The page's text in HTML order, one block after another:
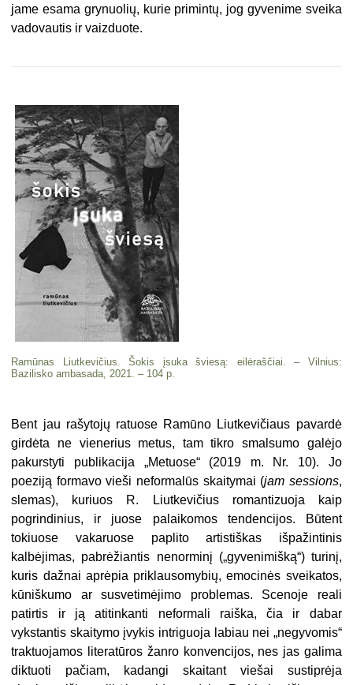
jame esama grynuolių, kurie primintų, jog gyvenime sveika
vadovautis ir vaizduote.
Ramūnas Liutkevičius. Šokis įsuka šviesą: eilėraščiai. – Vilnius:
Bazilisko ambasada, 2021. – 104 p.
Bent jau rašytojų ratuose Ramūno Liutkevičiaus pavardė
girdėta ne vienerius metus, tam tikro smalsumo galėjo
pakurstyti publikacija „Metuose“ (2019 m. Nr. 10). Jo
poeziją formavo vieši neformalūs skaitymai (jam sessions,
slemas), kuriuos R. Liutkevičius romantizuoja kaip
pogrindinius, ir juose palaikomos tendencijos. Būtent
tokiuose vakaruose paplito artistiškas išpažintinis
kalbėjimas, pabrėžiantis nenorminį („gyvenimišką“) turinį,
kuris dažnai aprėpia priklausomybių, emocinės sveikatos,
kūniškumo ar susvetimėjimo problemas. Scenoje reali
patirtis ir ją atitinkanti neformali raiška, čia ir dabar
vykstantis skaitymo įvykis intriguoja labiau nei „negyvomis“
traktuojamos literatūros žanro konvencijos, nes jas galima
diktuoti pačiam, kadangi skaitant viešai sustiprėja